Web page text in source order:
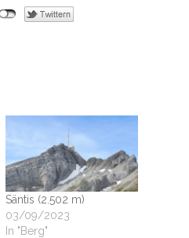
Säntis (2.502 m)
03/09/2023
In "Berg"